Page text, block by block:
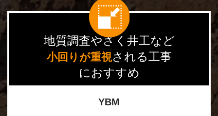
地質調査やさく井工など
小回りが重視される工事
におすすめ
YBM